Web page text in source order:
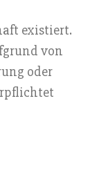
existiert.
von
oder